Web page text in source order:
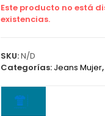
Este producto no está
existencias.
SKU:N/D
Categorías: Jeans Mujer,